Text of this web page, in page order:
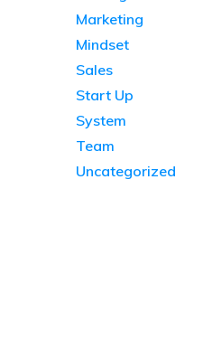
Marketing
Mindset
Sales
Start Up
System
Team
Uncategorized